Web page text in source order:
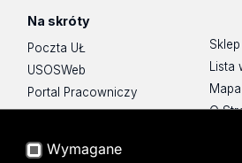
Na skróty
Poczta UŁ
USOSWeb
Portal Pracowniczy
Baza Aktów Własnych
Moodle
Sklep
O
Wymagane